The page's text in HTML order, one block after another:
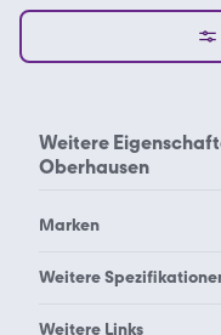
Weitere
Oberhausen
Marken
Audi Oberhausen
Weitere
Aachen
Weitere Links